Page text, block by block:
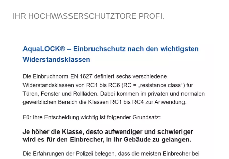
IHR HOCHWASSERSCHUTZTORE PROFI.